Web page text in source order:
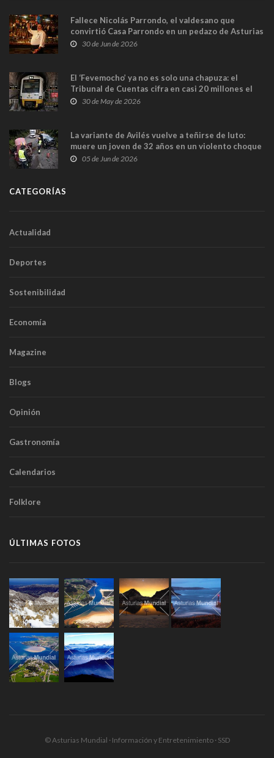
Fallece Nicolás Parrondo, el valdesano que
convirtió Casa Parrondo en un pedazo de Asturias
en Madrid
30 de Jun de 2026
El ‘Fevemocho’ ya no es solo una chapuza: el
Tribunal de Cuentas cifra en casi 20 millones el
sobrecoste de los trenes que no cabían por los
30 de May de 2026
La variante de Avilés vuelve a teñirse de luto:
muere un joven de 32 años en un violento choque
frontal
05 de Jun de 2026
CATEGORÍAS
Actualidad
Deportes
Sostenibilidad
Economía
Magazine
Blogs
Opinión
Gastronomía
Calendarios
Folklore
ÚLTIMAS FOTOS
© Asturias Mundial · Información y Entretenimiento · SSD